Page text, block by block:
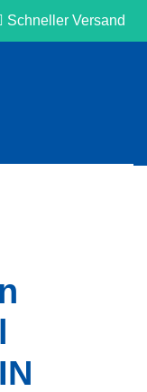
Schneller Versand